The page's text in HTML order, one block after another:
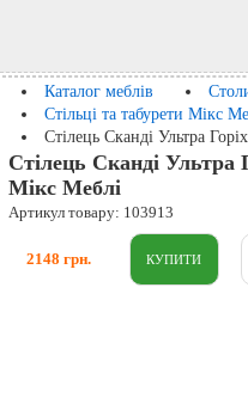
Каталог меблів
Стільці та табурети Мікс
Стілець Сканді Ультра
Стілець Сканді Ультра
Мікс Меблі
Артикул товару: 103913
2148 грн.